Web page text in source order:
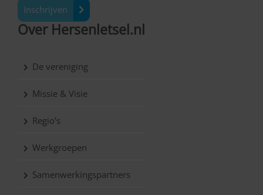
Inschrijven
Over Hersenletsel.nl
De vereniging
Missie & Visie
Regio’s
Werkgroepen
Samenwerkingspartners